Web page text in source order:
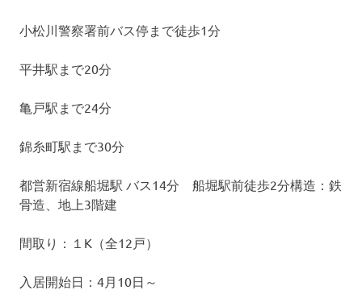
小松川警察署前バス停まで徒歩1分
平井駅まで20分
亀戸駅まで24分
錦糸町駅まで30分
都営新宿線船堀駅 バス14分 船堀駅前徒歩2分構造：鉄
骨造、地上3階建
間取り：１K（全12戸）
入居開始日：4月10日～